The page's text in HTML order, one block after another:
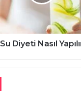
Su Diyeti Nasıl